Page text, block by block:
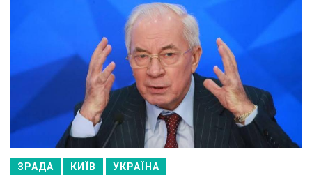
ЗРАДА КИЇВ УКРАЇНА